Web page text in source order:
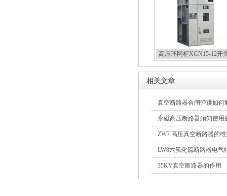
高压环网柜XGN15-12开
相关文章
真空断路器合闸弹跳如何
永磁高压断路器须知使用
ZW7 高压真空断路器的
LW8六氟化硫断路器电气
35KV真空断路器的作用